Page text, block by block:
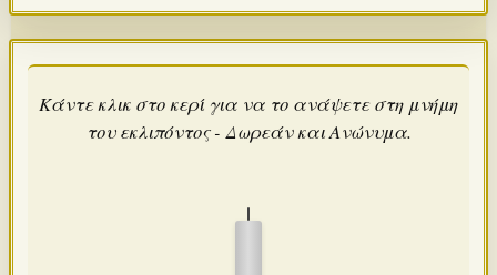
Κάντε κλικ στο κερί για να το ανάψετε στη μνήμη
του εκλιπόντος - Δωρεάν και Ανώνυμα.